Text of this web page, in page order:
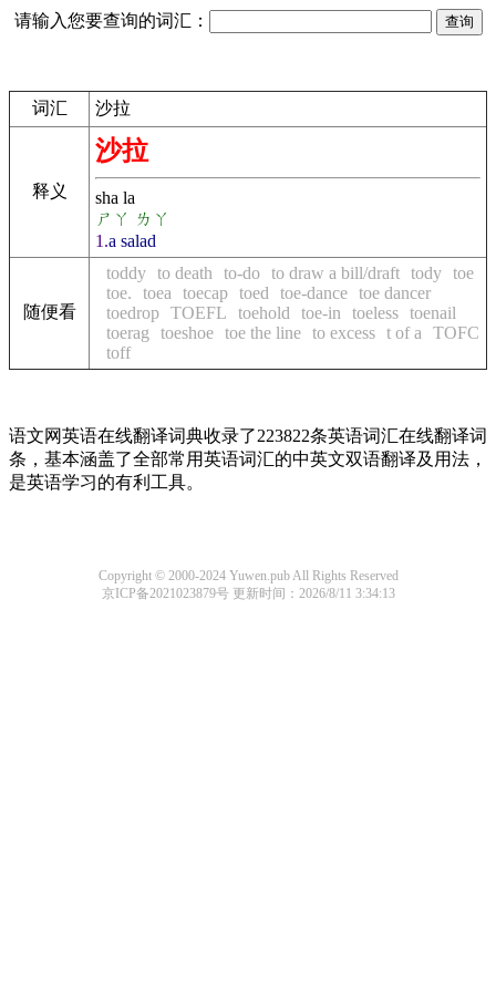
请输入您要查询的词汇：
词汇 沙拉
释义
沙拉
sha la
ㄕㄚ ㄌㄚ
1.a salad
随便看
toddy to death to-do to draw a bill/draft tody toe
toe.
toea toecap toed toe-dance toe dancer
toedrop TOEFL toehold toe-in toeless toenail
toerag
toeshoe toe the line to excess t of a
TOFC
toff
语文网英语在线翻译词典收录了223822条英语词汇在线翻译词
条，基本涵盖了全部常用英语词汇的中英文双语翻译及用法，
是英语学习的有利工具。
Copyright © 2000-2024 Yuwen.pub All Rights Reserved
京ICP备2021023879号更新时间：2026/8/11 3:34:13